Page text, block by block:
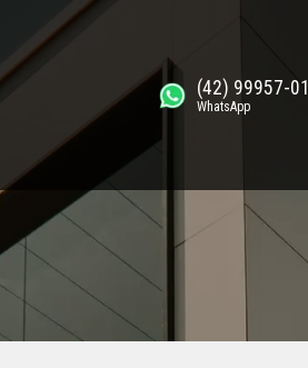
(42) 99957-
WhatsApp